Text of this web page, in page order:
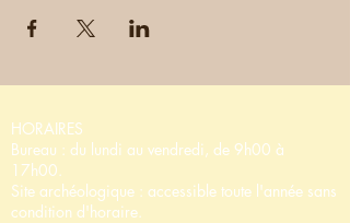
HORAIRES
Bureau : du lundi au vendredi, de 9h00 à
17h00.
Site archéologique : accessible toute l'année sans
condition d'horaire.